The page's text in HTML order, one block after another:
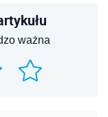
ważna